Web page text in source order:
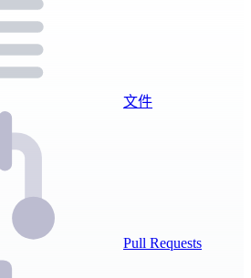
文件
Pull Requests